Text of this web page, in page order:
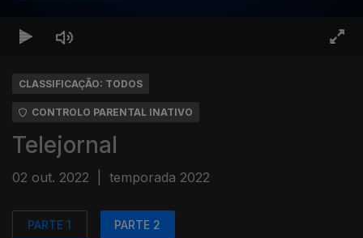
CLASSIFICAÇÃO: TODOS
CONTROLO PARENTAL INATIVO
Telejornal
02 out. 2022 temporada 2022
PARTE 1 PARTE 2